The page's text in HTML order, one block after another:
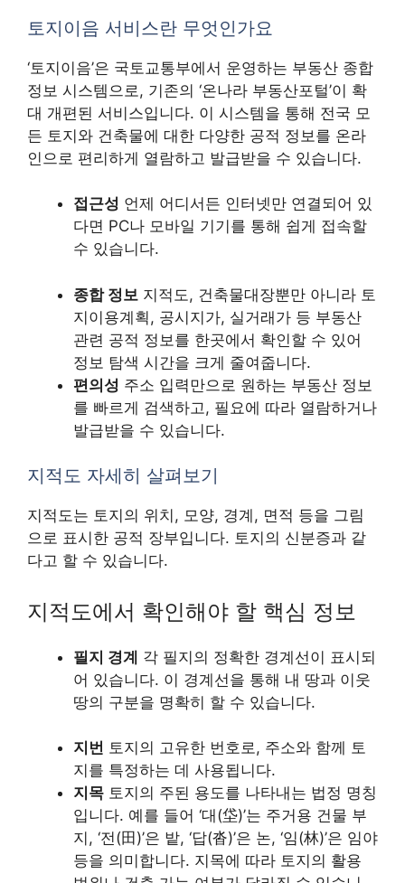
토지이음 서비스란 무엇인가요
‘토지이음’은 국토교통부에서 운영하는 부동산 종합
정보 시스템으로, 기존의 ‘온나라 부동산포털’이 확
대 개편된 서비스입니다. 이 시스템을 통해 전국 모
든 토지와 건축물에 대한 다양한 공적 정보를 온라
인으로 편리하게 열람하고 발급받을 수 있습니다.
접근성 언제 어디서든 인터넷만 연결되어 있
다면 PC나 모바일 기기를 통해 쉽게 접속할
수 있습니다.
종합 정보 지적도, 건축물대장뿐만 아니라 토
지이용계획, 공시지가, 실거래가 등 부동산
관련 공적 정보를 한곳에서 확인할 수 있어
정보 탐색 시간을 크게 줄여줍니다.
편의성 주소 입력만으로 원하는 부동산 정보
를 빠르게 검색하고, 필요에 따라 열람하거나
발급받을 수 있습니다.
지적도 자세히 살펴보기
지적도는 토지의 위치, 모양, 경계, 면적 등을 그림
으로 표시한 공적 장부입니다. 토지의 신분증과 같
다고 할 수 있습니다.
지적도에서 확인해야 할 핵심 정보
필지 경계 각 필지의 정확한 경계선이 표시되
어 있습니다. 이 경계선을 통해 내 땅과 이웃
땅의 구분을 명확히 할 수 있습니다.
지번 토지의 고유한 번호로, 주소와 함께 토
지를 특정하는 데 사용됩니다.
지목 토지의 주된 용도를 나타내는 법정 명칭
입니다. 예를 들어 ‘대(垈)’는 주거용 건물 부
지, ‘전(田)’은 밭, ‘답(沓)’은 논, ‘임(林)’은 임야
등을 의미합니다. 지목에 따라 토지의 활용